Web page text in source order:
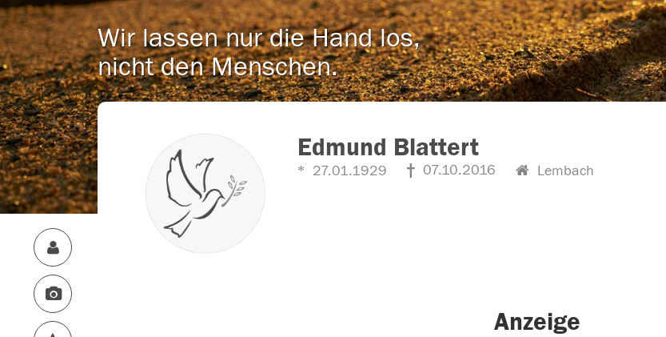
Wir lassen nur die Hand los,
nicht den Menschen.
Edmund Blattert
27.01.1929 07.10.2016 Lembach
Anzeige